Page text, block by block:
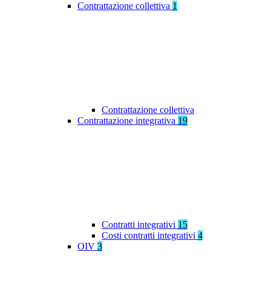
Contrattazione collettiva 1
Contrattazione collettiva
Contrattazione integrativa 19
Contratti integrativi 15
Costi contratti integrativi 4
OIV 3